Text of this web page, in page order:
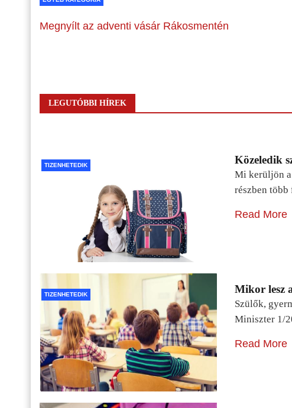
Megnyílt az adventi vásár Rákosmentén
LEGUTÓBBI HÍREK
TIZENHETEDIK Közeledik
Mi kerüljön a
részben
Read More
TIZENHETEDIK Mikor lesz
Szülők,
Miniszter 1/
Read More